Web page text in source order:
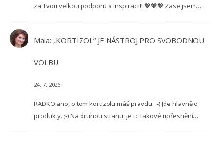
za Tvou velkou podporu a inspiraci!!! 💖💖💖 Zase jsem…
Maia: „KORTIZOL“ JE NÁSTROJ PRO SVOBODNOU
VOLBU
24. 7. 2026
RADKO ano, o tom kortizolu máš pravdu. :-) Jde hlavně o
produkty. ;-) Na druhou stranu, je to takové upřesnění…